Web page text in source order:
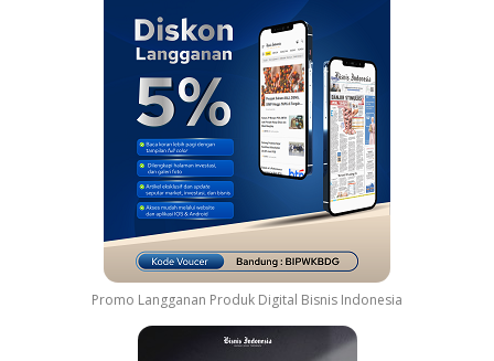
Promo Langganan Produk Digital Bisnis Indonesia